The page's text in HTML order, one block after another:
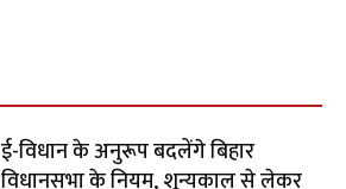
ई-विधान के अनुरूप बदलेंगे बिहार
विधानसभा के नियम, शून्यकाल से लेकर